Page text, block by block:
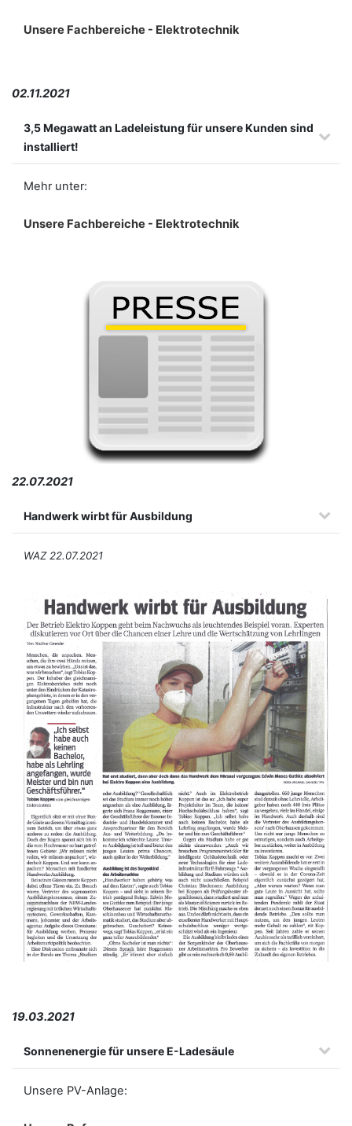
Unsere Fachbereiche - Elektrotechnik
02.11.2021
3,5 Megawatt an Ladeleistung für unsere Kunden sind
installiert!
Mehr unter:
Unsere Fachbereiche - Elektrotechnik
22.07.2021
Handwerk wirbt für Ausbildung
WAZ 22.07.2021
19.03.2021
Sonnenenergie für unsere E-Ladesäule
Unsere PV-Anlage: